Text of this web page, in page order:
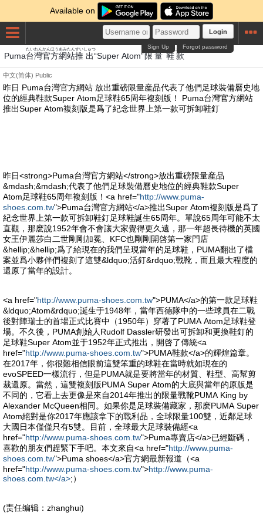
Available on
Login
Forgot password
Sign Up
Puma台灣
たいわん
官
かん
方
ほう
網
あみ
站
たん
推
すい
出
しゅつ
“Super Atom”限量
げんりょう
鞋
わらじ
款
かん
中文(简体) Public
昨日 Puma台灣官方網站 放出重磅限量産品代表了他們足球裝備曆史地
位的經典鞋款Super Atom足球鞋65周年複刻版！ Puma台灣官方網站
推出Super Atom複刻版是爲了紀念世界上第一款可拆卸鞋釘
昨日<strong>Puma台灣官方網站</strong>放出重磅限量産品
&mdash;&mdash;代表了他們足球裝備曆史地位的經典鞋款Super
Atom足球鞋65周年複刻版！<a href="http://www.puma-
shoes.com.tw">Puma台灣官方網站</a>推出Super Atom複刻版是爲了
紀念世界上第一款可拆卸鞋釘足球鞋誕生65周年。單說65周年可能不太
直觀，那麽說1952年會不會讓大家覺得更久遠，那一年超長待機的英國
女王伊麗莎白二世剛剛加冕、KFC也剛剛開啓第一家門店
&hellip;&hellip;爲了給現在的我們呈現當年的足球鞋，PUMA翻出了檔
案並爲小夥伴們複刻了這雙&ldquo;活釘&rdquo;戰靴，而且最大程度的
還原了當年的設計。
<a href="http://www.puma-shoes.com.tw">PUMA</a>的第一款足球鞋
&ldquo;Atom&rdquo;誕生于1948年，當年西德隊中的一些球員在二戰
後對陣瑞士的首場正式比賽中（1950年）穿著了PUMA Atom足球鞋登
場。不久後，PUMA創始人Rudolf Dassler研發出可拆卸和更換鞋釘的
足球鞋Super Atom並于1952年正式推出，開啓了傳統<a
href="http://www.puma-shoes.com.tw">PUMA鞋款</a>的輝煌篇章。
在2017年，你很難相信眼前這雙笨重的球鞋在當時就如現在的
evoSPEED一樣流行，但是PUMA就是要將當年的材質、鞋型、高幫剪
裁還原。當然，這雙複刻版PUMA Super Atom的大底與當年的原版是
不同的，它看上去更像是來自2014年推出的限量戰靴PUMA King by
Alexander McQueen相同。如果你是足球裝備藏家，那麽PUMA Super
Atom絕對是你2017年應該拿下的戰利品，全球限量100雙，近鄰足球
大國日本僅僅只有5雙。目前，全球最大足球裝備經<a
href="http://www.puma-shoes.com.tw">Puma專賣店</a>已經斷碼，
喜歡的朋友們趕緊下手吧。本文來自<a href="http://www.puma-
shoes.com.tw">Puma shoes</a>官方網最新報道（<a
href="http://www.puma-shoes.com.tw">http://www.puma-
shoes.com.tw</a>;）
(责任编辑：zhanghui)